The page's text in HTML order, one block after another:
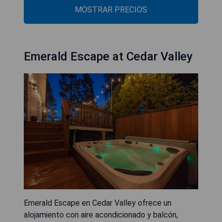
MOSTRAR PRECIOS
Emerald Escape at Cedar Valley
Emerald Escape en Cedar Valley ofrece un
alojamiento con aire acondicionado y balcón,